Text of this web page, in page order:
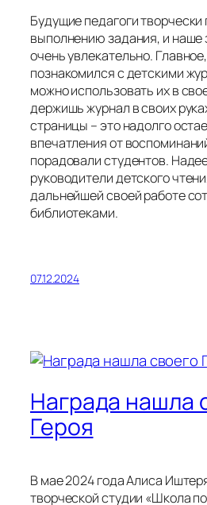
Будущие педагоги
выполнению задания, и наше
очень увлекательно.
познакомился с детскими
можно использовать их в
держишь журнал в своих
страницы – это надолго
впечатления от
порадовали студентов.
руководители детского
дальнейшей своей работе
библиотеками.
07.12.2024
Награда нашла
Героя
В мае 2024 года Алиса
творческой студии «Школа